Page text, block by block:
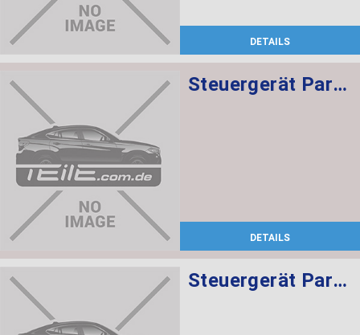
DETAILS
Steuergerät Parkassistent
DETAILS
Steuergerät Parkassistent